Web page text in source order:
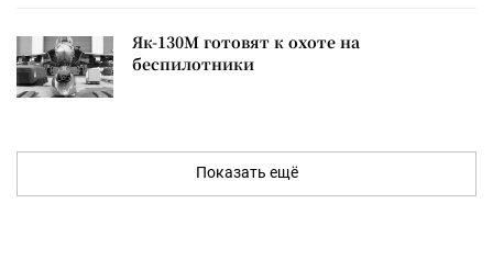
Як-130М готовят к охоте на
беспилотники
Показать ещё